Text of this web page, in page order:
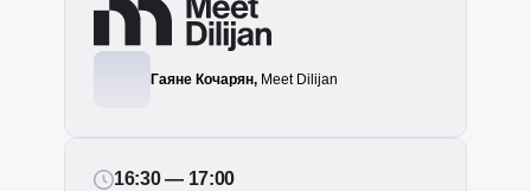
Гаяне Кочарян, Meet Dilijan
16:30 — 17:00